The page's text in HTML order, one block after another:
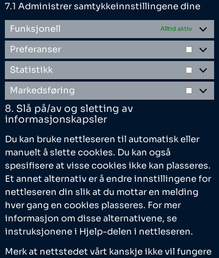
7.1 Administrer samtykkeinnstillingene dine
Funksjonell Alltid aktiv
Preferanser
Statistikk
Markedsføring
8. Slå på/av og sletting av
informasjonskapsler
Du kan bruke nettleseren til automatisk eller
manuelt å slette cookies. Du kan også
spesifisere at visse cookies ikke kan plasseres.
Et annet alternativ er å endre innstillingene for
nettleseren din slik at du mottar en melding
hver gang en cookies plasseres. For mer
informasjon om disse alternativene, se
instruksjonene i Hjelp-delen i nettleseren.
Merk at nettstedet vårt kanskje ikke vil fungere